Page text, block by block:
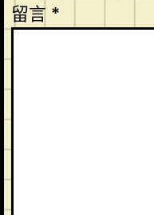
留言 *